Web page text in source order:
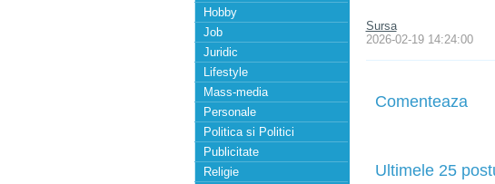
Hobby
Job
Juridic
Lifestyle
Mass-media
Personale
Politica si Politici
Publicitate
Religie
Sursa
2026-02-19 14:24:00
Comenteaza
Ultimele 25